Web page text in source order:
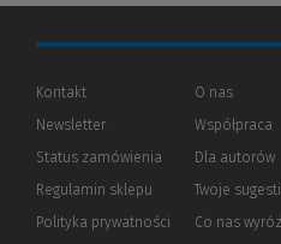
Kontakt
Newsletter
Status zamówienia
Regulamin sklepu
Polityka prywatności (Nowe
(Link
O nas
Współpraca
Dla autorów
Twoje
Co nas